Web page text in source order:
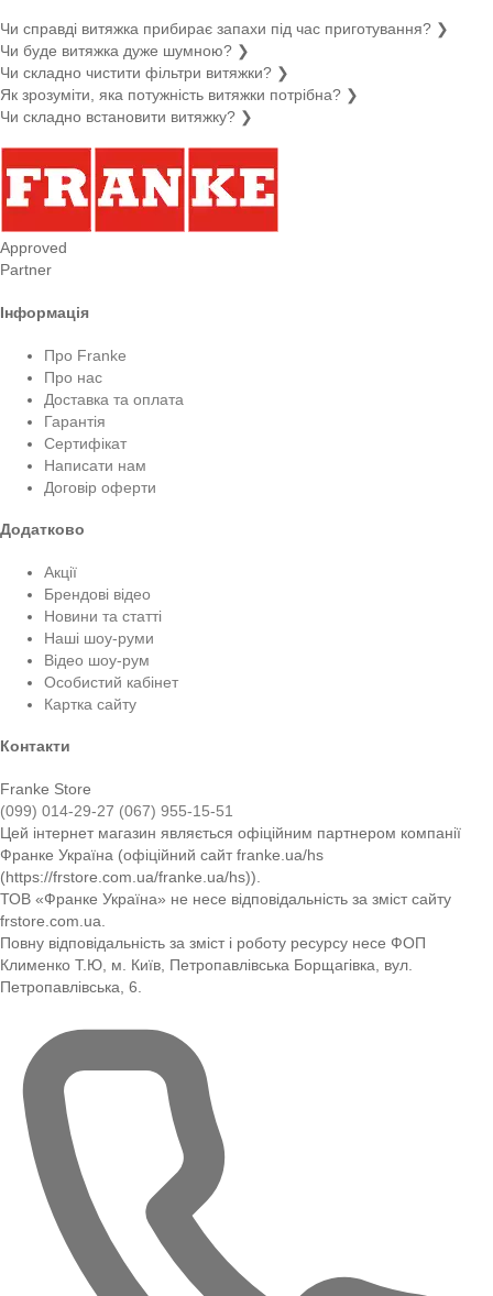
Чи справді витяжка прибирає запахи під час приготування? ❯
Чи буде витяжка дуже шумною? ❯
Чи складно чистити фільтри витяжки? ❯
Як зрозуміти, яка потужність витяжки потрібна? ❯
Чи складно встановити витяжку? ❯
Approved
Partner
Інформація
Про Franke
Про нас
Доставка та оплата
Гарантія
Сертифікат
Написати нам
Договір оферти
Додатково
Акції
Брендові відео
Новини та статті
Наші шоу-руми
Відео шоу-рум
Особистий кабінет
Картка сайту
Контакти
Franke Store
(099) 014-29-27 (067) 955-15-51
Цей інтернет магазин являється офіційним партнером компанії
Франке Україна (офіційний сайт franke.ua/hs
(https://frstore.com.ua/franke.ua/hs)).
ТОВ «Франке Україна» не несе відповідальність за зміст сайту
frstore.com.ua.
Повну відповідальність за зміст і роботу ресурсу несе ФОП
Клименко Т.Ю, м. Київ, Петропавлівська Борщагівка, вул.
Петропавлівська, 6.